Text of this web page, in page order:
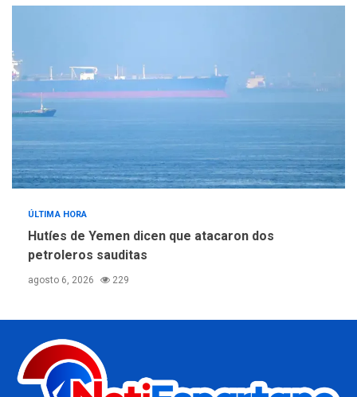
ÚLTIMA HORA
Hutíes de Yemen dicen que atacaron dos
petroleros sauditas
agosto 6, 2026 229